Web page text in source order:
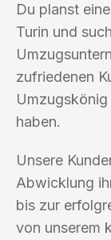
Du planst
Turin und
zufriedenen
haben.
Unsere
Abwicklung
bis zur
von unserem